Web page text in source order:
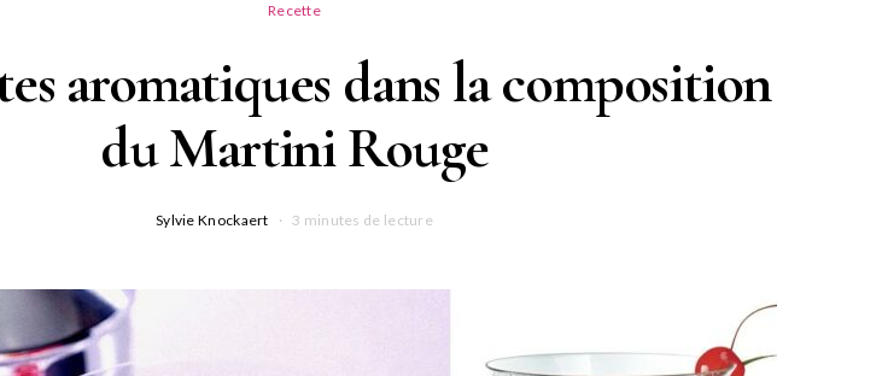
Recette
aromatiques dans la composition
du Martini Rouge
Sylvie Knockaert 3 minutes de lecture